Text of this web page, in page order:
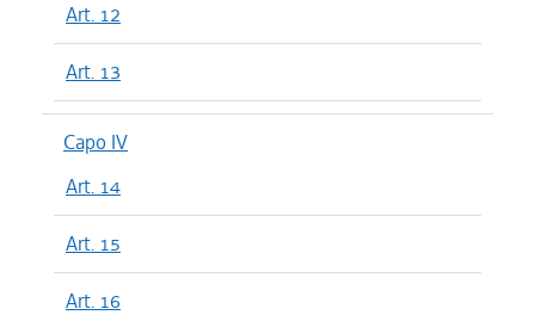
Art. 12
Art. 13
Capo IV
Art. 14
Art. 15
Art. 16